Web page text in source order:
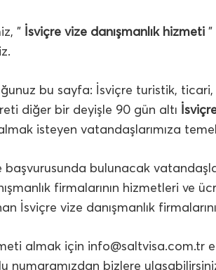
” İsviçre vize danışmanlık hizmeti
bu sayfa: İsviçre turistik,
diğer bir deyişle 90 gün altı
isteyen vatandaşlarımıza
başvurusunda bulunacak
firmalarının hizmetleri ve
İsviçre vize danışmanlık
almak için info@saltvisa.com.tr
numaramızdan bizlere